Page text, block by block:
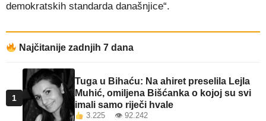
demokratskih standarda današnjice“.
Najčitanije zadnjih 7 dana
1
Tuga u Bihaću: Na ahiret preselila Lejla
Muhić, omiljena Bišćanka o kojoj su svi
imali samo riječi hvale
3.225 👁 92.242